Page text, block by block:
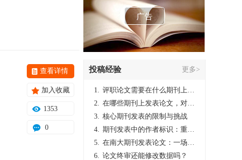
查看详情
加入收藏
1353
0
广告
投稿经验 更多>
1. 评职论文需要在什么期刊上发表？
2. 在哪些期刊上发表论文，对考研有优势？
3. 核心期刊发表的限制与挑战
4. 期刊发表中的作者标识：重要性与实践
5. 在南大期刊发表论文：一场知识探索与学术成就的旅程
6. 论文终审还能修改数据吗？